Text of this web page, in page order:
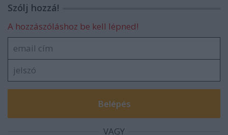
Szólj hozzá!
A hozzászóláshoz be kell lépned!
VAGY